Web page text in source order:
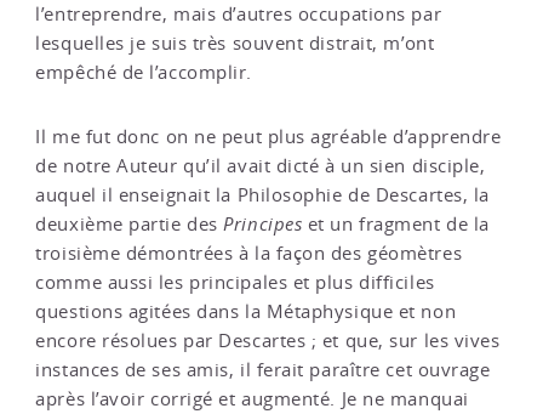
l’entreprendre, mais d’autres occupations par
lesquelles je suis très souvent distrait, m’ont
empêché de l’accomplir.
Il me fut donc on ne peut plus agréable d’apprendre
de notre Auteur qu’il avait dicté à un sien disciple,
auquel il enseignait la Philosophie de Descartes, la
deuxième partie desPrincipes et un fragment de la
troisième démontrées à la façon des géomètres
comme aussi les principales et plus difficiles
questions agitées dans la Métaphysique et non
encore résolues par Descartes ; et que, sur les vives
instances de ses amis, il ferait paraître cet ouvrage
après l’avoir corrigé et augmenté. Je ne manquai